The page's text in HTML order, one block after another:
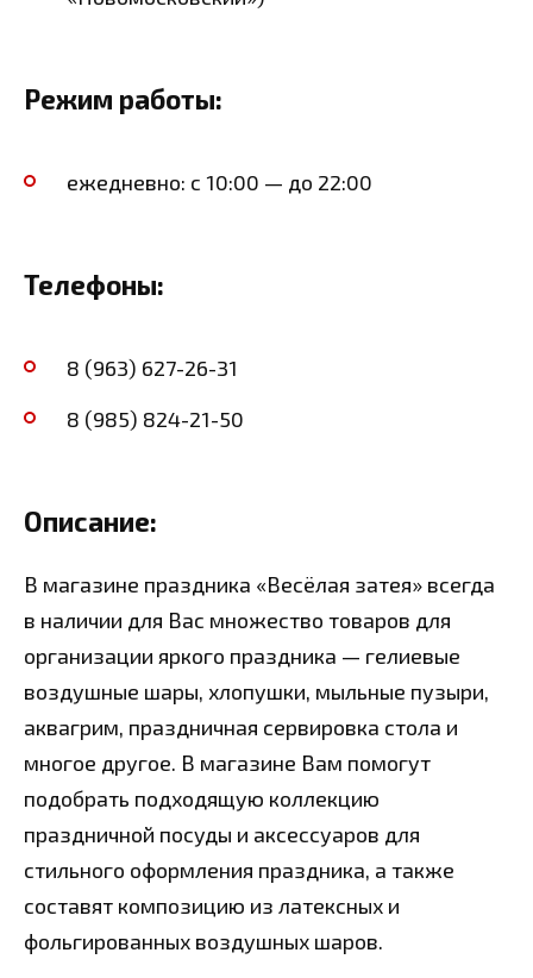
Режим работы:
ежедневно: с 10:00 — до 22:00
Телефоны:
8 (963) 627-26-31
8 (985) 824-21-50
Описание:
В магазине праздника «Весёлая затея» всегда
в наличии для Вас множество товаров для
организации яркого праздника — гелиевые
воздушные шары, хлопушки, мыльные пузыри,
аквагрим, праздничная сервировка стола и
многое другое. В магазине Вам помогут
подобрать подходящую коллекцию
праздничной посуды и аксессуаров для
стильного оформления праздника, а также
составят композицию из латексных и
фольгированных воздушных шаров.